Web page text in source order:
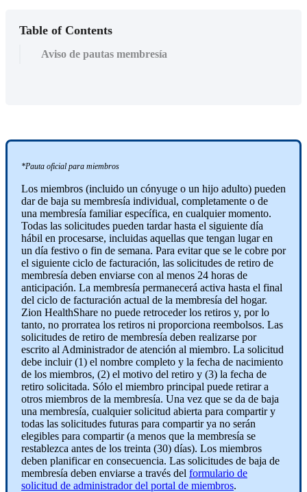
Table of Contents
Aviso de pautas membresía
*Pauta oficial para miembros
Los miembros (incluido un cónyuge o un hijo adulto) pueden
dar de baja su membresía individual, completamente o de
una membresía familiar específica, en cualquier momento.
Todas las solicitudes pueden tardar hasta el siguiente día
hábil en procesarse, incluidas aquellas que tengan lugar en
un día festivo o fin de semana. Para evitar que se le cobre por
el siguiente ciclo de facturación, las solicitudes de retiro de
membresía deben enviarse con al menos 24 horas de
anticipación. La membresía permanecerá activa hasta el final
del ciclo de facturación actual de la membresía del hogar.
Zion HealthShare no puede retroceder los retiros y, por lo
tanto, no prorratea los retiros ni proporciona reembolsos. Las
solicitudes de retiro de membresía deben realizarse por
escrito al Administrador de atención al miembro. La solicitud
debe incluir (1) el nombre completo y la fecha de nacimiento
de los miembros, (2) el motivo del retiro y (3) la fecha de
retiro solicitada. Sólo el miembro principal puede retirar a
otros miembros de la membresía. Una vez que se da de baja
una membresía, cualquier solicitud abierta para compartir y
todas las solicitudes futuras para compartir ya no serán
elegibles para compartir (a menos que la membresía se
restablezca antes de los treinta (30) días). Los miembros
deben planificar en consecuencia. Las solicitudes de baja de
membresía deben enviarse a través del formulario de
solicitud de administrador del portal de miembros.